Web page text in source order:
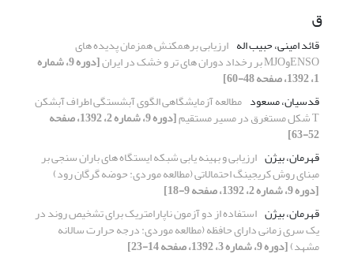
ق
قائد امینی، حبیب اله ارزیابی برهمکنش همزمان پدیده های
ENSOوMJO بر رخداد دوران های تر و خشک در ایران [دوره 9، شماره
1، 1392، صفحه 48-60]
قدسیان، مسعود مطالعه آزمایشگاهی الگوی آبشستگی اطراف آبشکن
T شکل مستغرق در مسیر مستقیم [دوره 9، شماره 2، 1392، صفحه
52-63]
قهرمان، بیژن ارزیابی و بهینه یابی شبکه ایستگاه های باران سنجی بر
مبنای روش کریجینگ احتمالاتی (مطالعه موردی: حوضه گرگان رود)
[دوره 9، شماره 2، 1392، صفحه 9-18]
قهرمان، بیژن استفاده از دو آزمون ناپارامتریک برای تشخیص روند در
یک سری زمانی دارای حافظه (مطالعه موردی: درجه حرارت سالانه
مشهد)[دوره 9، شماره 3، 1392، صفحه 14-23]